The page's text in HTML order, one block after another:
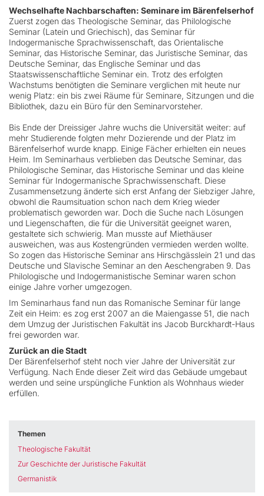
Wechselhafte Nachbarschaften: Seminare im Bärenfelserhof
Zuerst zogen das Theologische Seminar, das Philologische
Seminar (Latein und Griechisch), das Seminar für
Indogermanische Sprachwissenschaft, das Orientalische
Seminar, das Historische Seminar, das Juristische Seminar, das
Deutsche Seminar, das Englische Seminar und das
Staatswissenschaftliche Seminar ein. Trotz des erfolgten
Wachstums benötigten die Seminare verglichen mit heute nur
wenig Platz: ein bis zwei Räume für Seminare, Sitzungen und die
Bibliothek, dazu ein Büro für den Seminarvorsteher.
Bis Ende der Dreissiger Jahre wuchs die Universität weiter: auf
mehr Studierende folgten mehr Dozierende und der Platz im
Bärenfelserhof wurde knapp. Einige Fächer erhielten ein neues
Heim. Im Seminarhaus verblieben das Deutsche Seminar, das
Philologische Seminar, das Historische Seminar und das kleine
Seminar für Indogermanische Sprachwissenschaft. Diese
Zusammensetzung änderte sich erst Anfang der Siebziger Jahre,
obwohl die Raumsituation schon nach dem Krieg wieder
problematisch geworden war. Doch die Suche nach Lösungen
und Liegenschaften, die für die Universität geeignet waren,
gestaltete sich schwierig. Man musste auf Miethäuser
ausweichen, was aus Kostengründen vermieden werden wollte.
So zogen das Historische Seminar ans Hirschgässlein 21 und das
Deutsche und Slavische Seminar an den Aeschengraben 9. Das
Philologische und Indogermanistische Seminar waren schon
einige Jahre vorher umgezogen.
Im Seminarhaus fand nun das Romanische Seminar für lange
Zeit ein Heim: es zog erst 2007 an die Maiengasse 51, die nach
dem Umzug der Juristischen Fakultät ins Jacob Burckhardt-Haus
frei geworden war.
Zurück an die Stadt
Der Bärenfelserhof steht noch vier Jahre der Universität zur
Verfügung. Nach Ende dieser Zeit wird das Gebäude umgebaut
werden und seine urspüngliche Funktion als Wohnhaus wieder
erfüllen.
Themen
Theologische Fakultät
Zur Geschichte der Juristische Fakultät
Germanistik